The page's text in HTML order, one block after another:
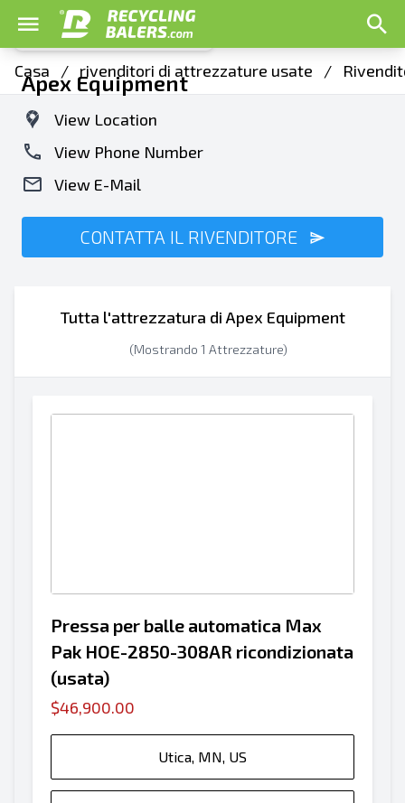
Casa / rivenditori di attrezzature usate /
Apex Equipment
View Location
View Phone Number
View E-Mail
CONTATTA IL RIVENDITORE
Tutta l'attrezzatura di Apex Equipment
(Mostrando 1 Attrezzature)
Pressa per balle automatica Max
Pak HOE-2850-308AR ricondizionata
(usata)
$46,900.00
Utica, MN, US